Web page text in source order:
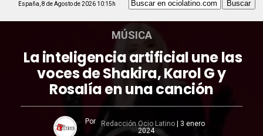
España, 8 de Agosto de 2026 10:15h
MÚSICA
La inteligencia artificial une las
voces de Shakira, Karol G y
Rosalía en una canción
Por Redacción Ocio Latino|
3 enero
2024